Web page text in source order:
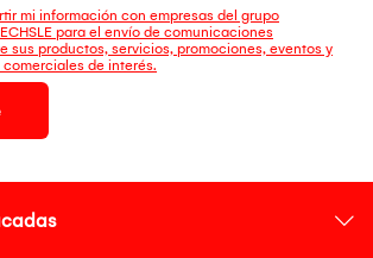
mi información con empresas del grupo
para el envío de comunicaciones
sus productos, servicios, promociones, eventos y
de interés.